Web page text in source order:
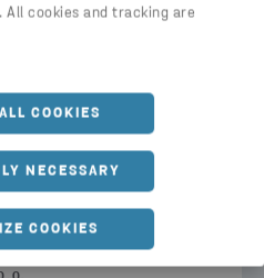
All cookies and tracking are
COOKIES
NECESSARY
COOKIES